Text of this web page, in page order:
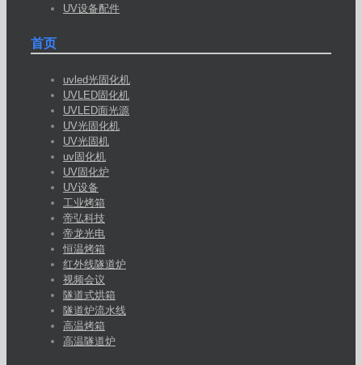
UV设备配件
首页
uvled光固化机
UVLED固化机
UVLED面光源
UV光固化机
UV光固机
uv固化机
UV固化炉
UV设备
工业烤箱
帝弘科技
帝龙光电
恒温烤箱
红外线隧道炉
视频会议
隧道式烘箱
隧道炉流水线
高温烤箱
高温隧道炉